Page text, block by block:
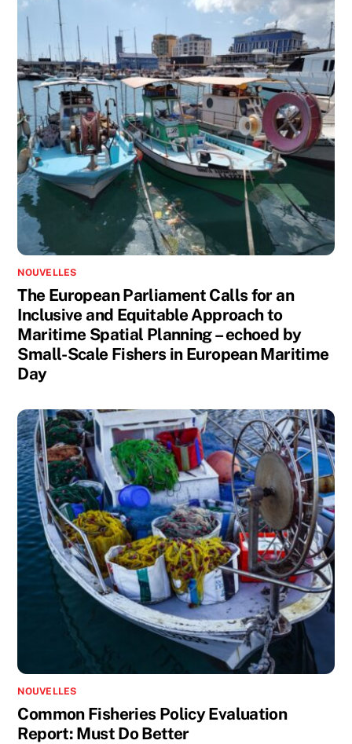
NOUVELLES
The European Parliament Calls for an
Inclusive and Equitable Approach to
Maritime Spatial Planning – echoed by
Small-Scale Fishers in European Maritime
Day
NOUVELLES
Common Fisheries Policy Evaluation
Report: Must Do Better